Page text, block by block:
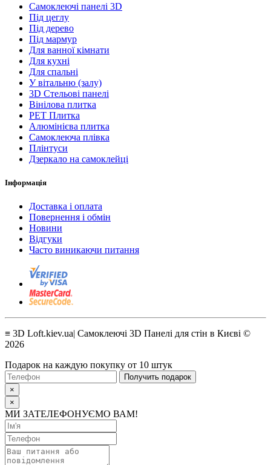
Самоклеючі панелі 3D
Під цеглу
Під дерево
Під мармур
Для ванної кімнати
Для кухні
Для спальні
У вітальню (залу)
3D Стельові панелі
Вінілова плитка
PET Плитка
Алюмінієва плитка
Самоклеюча плівка
Плінтуси
Дзеркало на самоклейці
Інформація
Доставка і оплата
Повернення і обмін
Новини
Відгуки
Часто виникаючи питання
≡ 3D Loft.kiev.ua| Самоклеючі 3D Панелі для стін в Києві ©
2026
Подарок на каждую покупку от 10 штук
Получить подарок
×
×
МИ ЗАТЕЛЕФОНУЄМО ВАМ!